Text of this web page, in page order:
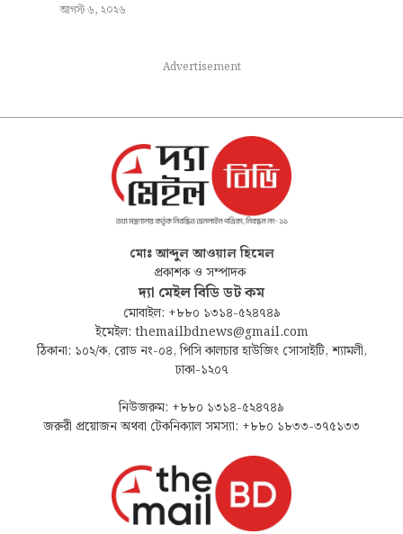
আগস্ট ৬, ২০২৬
Advertisement
মোঃ আব্দুল আওয়াল হিমেল
প্রকাশক ও সম্পাদক
দ্যা মেইল বিডি ডট কম
মোবাইল: +৮৮০ ১৩১৪-৫২৪৭৪৯
ইমেইল: themailbdnews@gmail.com
ঠিকানা: ১০২/ক, রোড নং-০৪, পিসি কালচার হাউজিং সোসাইটি, শ্যামলী,
ঢাকা-১২০৭
নিউজরুম: +৮৮০ ১৩১৪-৫২৪৭৪৯
জরুরী প্রয়োজন অথবা টেকনিক্যাল সমস্যা: +৮৮০ ১৮৩৩-৩৭৫১৩৩